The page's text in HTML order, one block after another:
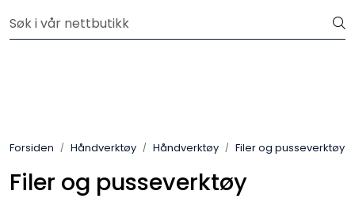
Velkommen til vår nye nettbutikk! Besøk Min side for mer
Forsiden Håndverktøy Håndverktøy Filer og pusseverktøy
Filer og pusseverktøy
Pulverglasur
Håndverktøy